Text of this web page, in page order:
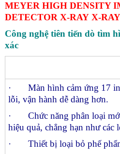
MEYER HIGH DENSITY
DETECTOR X-RAY X-
Công nghệ tiên tiến dò tìm
xác
· Màn hình cảm ứng 17
lỗi, vận hành dễ dàng hơn.
· Chức năng phân loại mới
hiệu quả, chẳng hạn như các
· Thiết bị loại bỏ phế phẩm